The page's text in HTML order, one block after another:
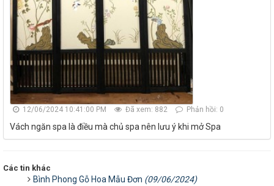
12/06/2024 10:41:00 PM Đã xem: 882 Phản hồi: 0
Vách ngăn spa là điều mà chủ spa nên lưu ý khi mở Spa
Các tin khác
Bình Phong Gỗ Hoa Mẫu Đơn (09/06/2024)